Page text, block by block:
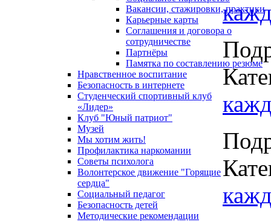
Вакансии, стажировки, практики
Карьерные карты
Соглашения и договора о
сотрудничестве
Партнёры
Памятка по составлению резюме
Нравственное воспитание
Безопасность в интернете
Студенческий спортивный клуб
«Лидер»
Клуб "Юный патриот"
Музей
Мы хотим жить!
Профилактика наркомании
Советы психолога
Волонтерское движение "Горящие
сердца"
Социальный педагог
Безопасность детей
Методические рекомендации